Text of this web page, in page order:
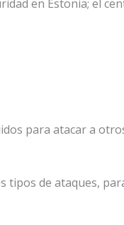
en Estonia; el
para atacar a
tipos de ataques,